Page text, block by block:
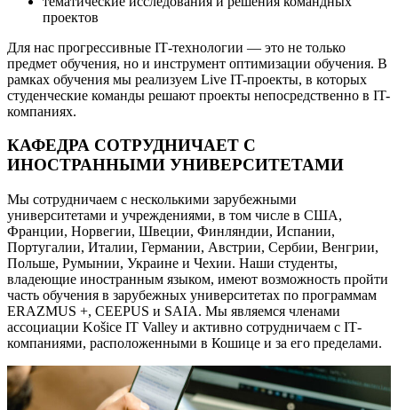
проектов
Для нас прогрессивные IТ-технологии — это не только
предмет обучения, но и инструмент оптимизации обучения. В
рамках обучения мы реализуем Live IT-проекты, в которых
студенческие команды решают проекты непосредственно в IT-
компаниях.
КАФЕДРА СОТРУДНИЧАЕТ С
ИНОСТРАННЫМИ УНИВЕРСИТЕТАМИ
Мы сотрудничаем с несколькими зарубежными
университетами и учреждениями, в том числе в США,
Франции, Норвегии, Швеции, Финляндии, Испании,
Португалии, Италии, Германии, Австрии, Сербии, Венгрии,
Польше, Румынии, Украине и Чехии. Наши студенты,
владеющие иностранным языком, имеют возможность пройти
часть обучения в зарубежных университетах по программам
ERAZMUS +, CEEPUS и SAIA. Мы являемся членами
ассоциации Košice IT Valley и активно сотрудничаем с IТ-
компаниями, расположенными в Кошице и за его пределами.